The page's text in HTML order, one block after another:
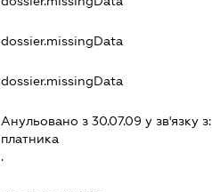
dossier.missingData
dossier.missingData
Анульовано з 30.07.09 у зв'язку з:
платника
.